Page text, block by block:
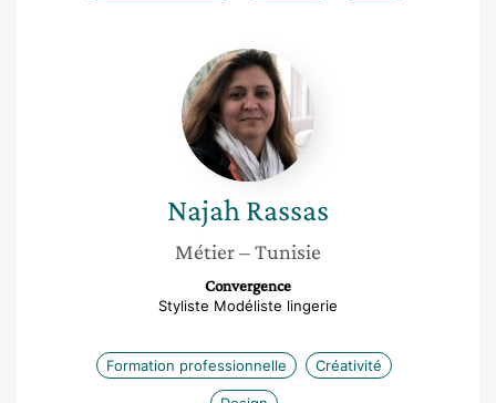
Najah
Rassas
Najah Rassas
Métier– Tunisie
Convergence
Styliste Modéliste lingerie
Formation professionnelle Créativité